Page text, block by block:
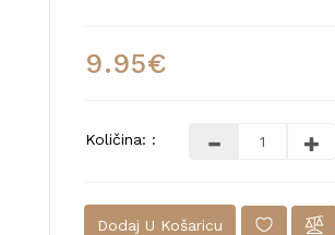
9.95€
Količina: :
Dodaj U Košaricu